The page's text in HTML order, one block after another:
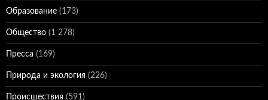
Образование (173)
Общество (1 278)
Пресса (169)
Природа и экология (226)
Происшествия (591)